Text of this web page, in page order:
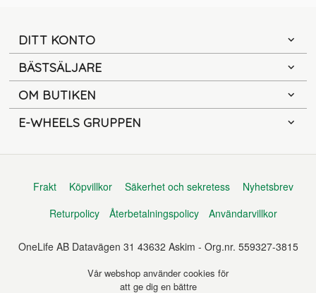
DITT KONTO
BÄSTSÄLJARE
OM BUTIKEN
E-WHEELS GRUPPEN
Frakt Köpvillkor Säkerhet och sekretess
Nyhetsbrev
Returpolicy
Återbetalningspolicy Användarvillkor
OneLife AB Datavägen 31 43632 Askim - Org.nr. 559327-3815
Vår webshop använder cookies för
att ge dig en bättre